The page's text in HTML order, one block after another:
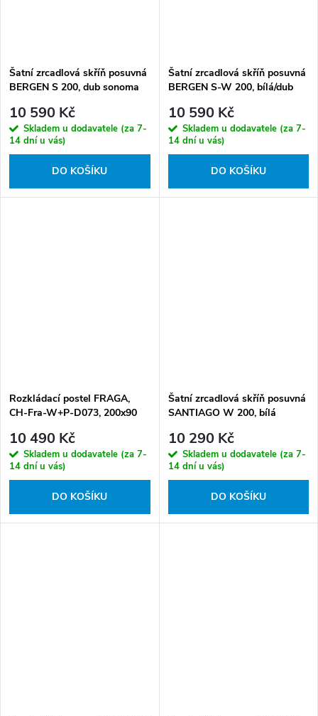
Šatní zrcadlová skříň posuvná
BERGEN S 200, dub sonoma
10 590 Kč
Skladem u dodavatele (za 7-
14 dní u vás)
DO KOŠÍKU
Šatní zrcadlová skříň posuvná
BERGEN S-W 200, bílá/dub
10 590 Kč
Skladem u dodavatele (za 7-
14 dní u vás)
DO KOŠÍKU
Rozkládací postel FRAGA,
CH-Fra-W+P-D073, 200x90
10 490 Kč
Skladem u dodavatele (za 7-
14 dní u vás)
DO KOŠÍKU
Šatní zrcadlová skříň posuvná
SANTIAGO W 200, bílá
10 290 Kč
Skladem u dodavatele (za 7-
14 dní u vás)
DO KOŠÍKU